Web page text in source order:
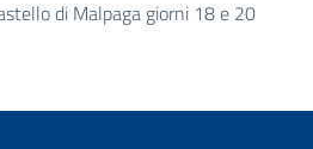
di Malpaga giorni 18 e 20